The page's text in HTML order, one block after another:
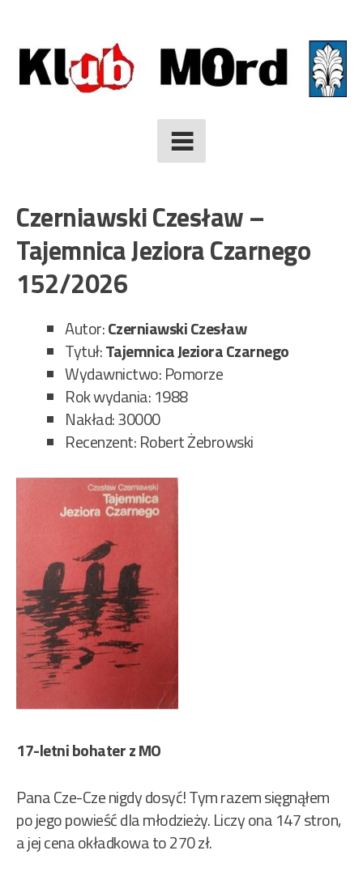
to
content
Czerniawski Czesław –
Tajemnica Jeziora Czarnego
152/2026
Autor:Czerniawski Czesław
Tytuł:Tajemnica Jeziora Czarnego
Wydawnictwo: Pomorze
Rok wydania: 1988
Nakład: 30000
Recenzent: Robert Żebrowski
17-letni bohater z MO
Pana Cze-Cze nigdy dosyć! Tym razem sięgnąłem
po jego powieść dla młodzieży. Liczy ona 147 stron,
a jej cena okładkowa to 270 zł.